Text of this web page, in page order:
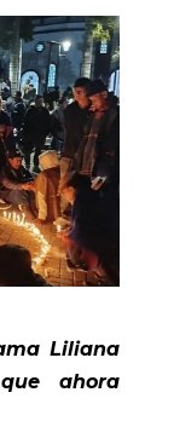
Liliana
ahora